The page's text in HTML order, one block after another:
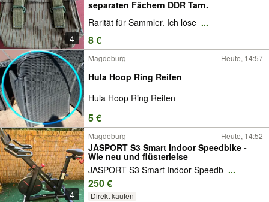
4
separaten Fächern DDR Tarn.
Rarität für Sammler. Ich löse ...
8 €
Magdeburg Heute, 14:57
Hula Hoop Ring Reifen
Hula Hoop Ring Reifen
5 €
4
Magdeburg Heute, 14:52
JASPORT S3 Smart Indoor Speedbike -
Wie neu und flüsterleise
JASPORT S3 Smart Indoor Speedb ...
250 €
Direkt kaufen